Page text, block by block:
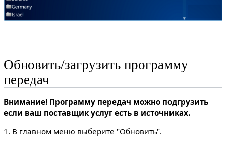
Обновить/загрузить программу
передач
Внимание! Программу передач можно подгрузить
если ваш поставщик услуг есть в источниках.
1. В главном меню выберите "Обновить".